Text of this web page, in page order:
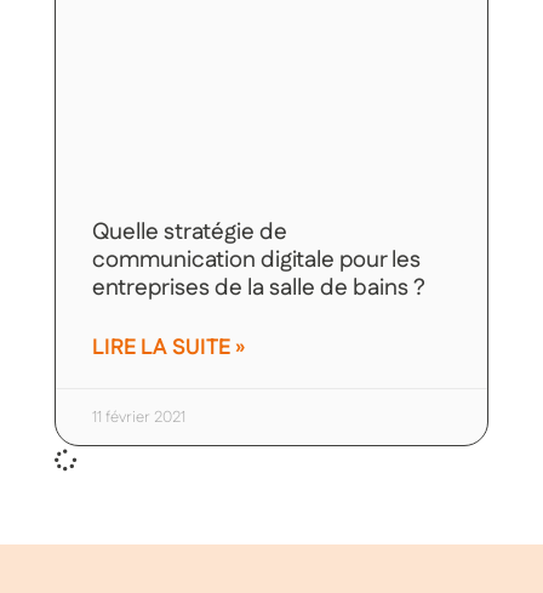
Quelle stratégie de
communication digitale pour les
entreprises de la salle de bains ?
LIRE LA SUITE »
11 février 2021